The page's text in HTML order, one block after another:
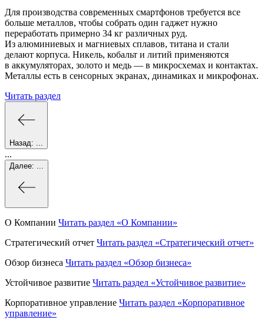
Для производства современных смартфонов требуется все
больше металлов, чтобы собрать один гаджет нужно
переработать примерно 34 кг различных руд.
Из алюминиевых и магниевых сплавов, титана и стали
делают корпуса. Никель, кобальт и литий применяются
в аккумуляторах, золото и медь — в микросхемах и контактах.
Металлы есть в сенсорных экранах, динамиках и микрофонах.
Читать раздел
Назад:
...
Далее:
О Компании Читать раздел «О Компании»
Стратегический отчет Читать раздел «Стратегический отчет»
Обзор бизнеса Читать раздел «Обзор бизнеса»
Устойчивое развитие Читать раздел «Устойчивое развитие»
Корпоративное управление Читать раздел «Корпоративное
управление»